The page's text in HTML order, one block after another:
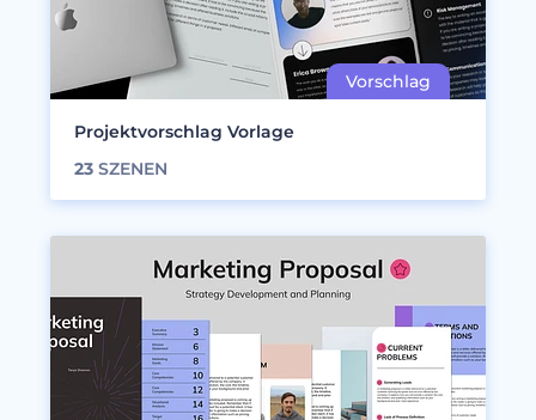
Projektvorschlag Vorlage
23 SZENEN